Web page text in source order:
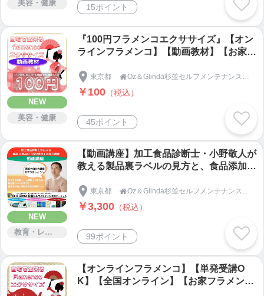
美容・健康 15ポイント
NEW
美容・健康
『100円フラメンコエクササイズ』【オン
ラインフラメンコ】【動画教材】【お家フ
も心もリラックス 楽しい ハッピーな自
分を創りましょう～初めての方も歓迎
東京都 
￥100 （税込）
45ポイント
NEW
教育・レッスン・講習
【動画講座】加工食品診断士・小野敬人が
教える製品裏ラベルの見方と、食品添加物
守りましょう〜
東京都  Oz＆Glinda杉並セルフメンテナンスステーション
￥3,300 （税込）
99ポイント
【オンラインフラメンコ】【単発受講O
K】【全国オンライン】【お家フラメン